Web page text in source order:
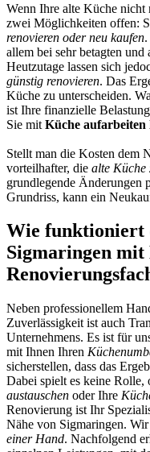
Wenn Ihre alte Küche nicht
zwei Möglichkeiten offen:
renovieren oder neu kaufen
allem bei sehr betagten
Heutzutage lassen sich
günstig renovieren. Das
Küche zu unterscheiden.
ist Ihre finanzielle
Sie mit Küche aufarbeiten
Stellt man die Kosten dem
vorteilhafter, die alte Küche
grundlegende Änderungen
Grundriss, kann ein
Wie funktioniert
Sigmaringen mit
Neben professionellem
Zuverlässigkeit ist auch
Unternehmens. Es ist für
mit Ihnen Ihren
sicherstellen, dass das
Dabei spielt es keine Rolle,
austauschen oder Ihre
Renovierung ist Ihr
Nähe von Sigmaringen.
einer Hand. Nachfolgend